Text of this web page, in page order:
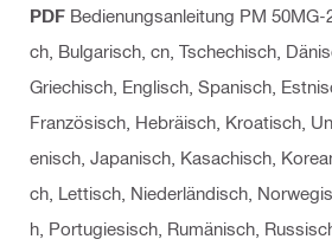
PDF Bedienungsanleitung PM 50MG-
ch, Bulgarisch, cn, Tschechisch,
Griechisch, Englisch, Spanisch,
Französisch, Hebräisch, Kroatisch,
enisch, Japanisch, Kasachisch,
ch, Lettisch, Niederländisch,
h, Portugiesisch, Rumänisch,